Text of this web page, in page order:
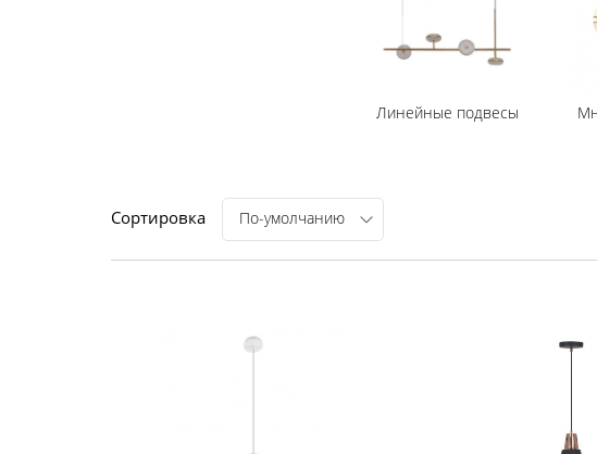
Линейные подвесы
Сортировка По-умолчанию